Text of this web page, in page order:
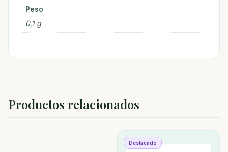
Peso
0,1 g
Productos relacionados
Destacado